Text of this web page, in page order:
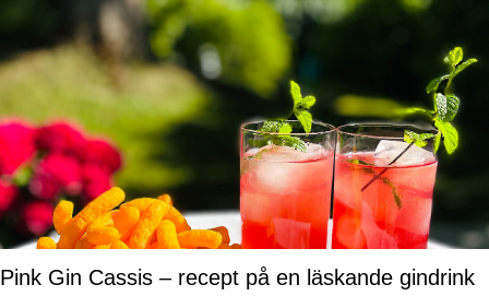
Pink Gin Cassis – recept på en läskande gindrink